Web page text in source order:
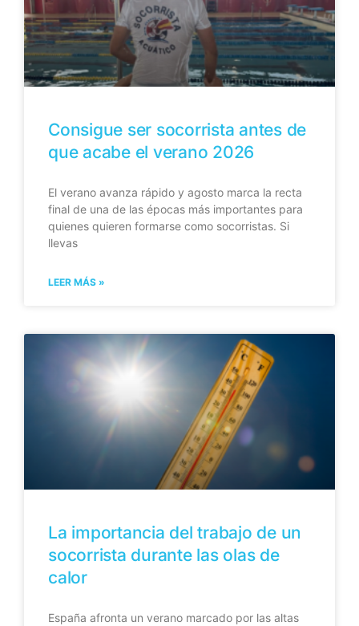
Consigue ser socorrista antes de
que acabe el verano 2026
El verano avanza rápido y agosto marca la recta
final de una de las épocas más importantes para
quienes quieren formarse como socorristas. Si
llevas
LEER MÁS »
La importancia del trabajo de un
socorrista durante las olas de
calor
España afronta un verano marcado por las altas